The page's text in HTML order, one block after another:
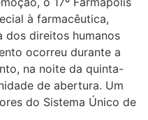
à farmacêutica,
dos direitos humanos
ocorreu durante a
na noite da quinta-
de abertura. Um
do Sistema Único de